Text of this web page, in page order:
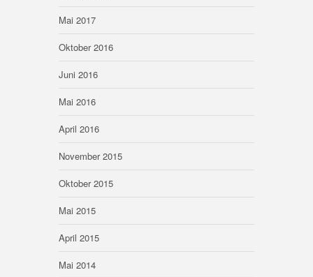
Mai 2017
Oktober 2016
Juni 2016
Mai 2016
April 2016
November 2015
Oktober 2015
Mai 2015
April 2015
Mai 2014